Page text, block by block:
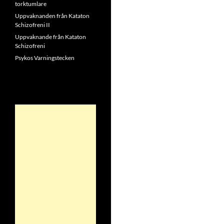
torktumlare
Uppvaknanden från Kataton
Schizofreni II
Uppvaknande från Kataton
Schizofreni
Psykos Varningstecken